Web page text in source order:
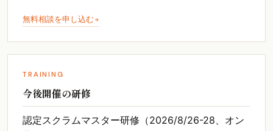
無料相談を申し込む
TRAINING
今後開催の研修
認定スクラムマスター研修（2026/8/26-28、オン